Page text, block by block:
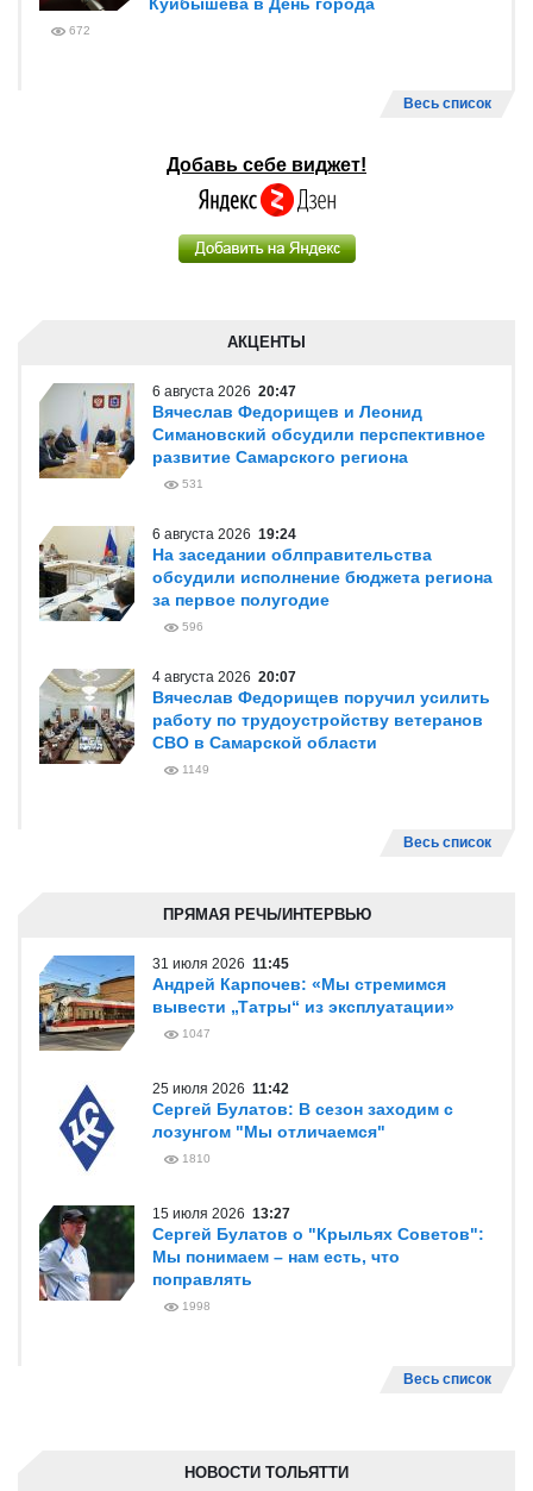
672
Весь список
Добавь себе виджет!
АКЦЕНТЫ
6 августа 2026 20:47
Вячеслав Федорищев и Леонид
Симановский обсудили перспективное
развитие Самарского региона
531
6 августа 2026 19:24
На заседании облправительства
обсудили исполнение бюджета региона
за первое полугодие
596
4 августа 2026 20:07
Вячеслав Федорищев поручил усилить
работу по трудоустройству ветеранов
СВО в Самарской области
1149
Весь список
ПРЯМАЯ РЕЧЬ/ИНТЕРВЬЮ
31 июля 2026 11:45
Андрей Карпочев: «Мы стремимся
вывести „Татры“ из эксплуатации»
1047
25 июля 2026 11:42
Сергей Булатов: В сезон заходим с
лозунгом "Мы отличаемся"
1810
15 июля 2026 13:27
Сергей Булатов о "Крыльях Советов":
Мы понимаем – нам есть, что
поправлять
1998
Весь список
НОВОСТИ ТОЛЬЯТТИ